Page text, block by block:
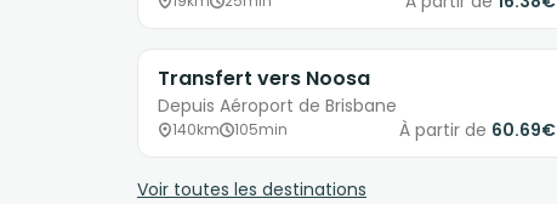
Transfert vers Noosa
Depuis Aéroport de Brisbane
140km 105min À partir de 60.69€
Voir toutes les destinations